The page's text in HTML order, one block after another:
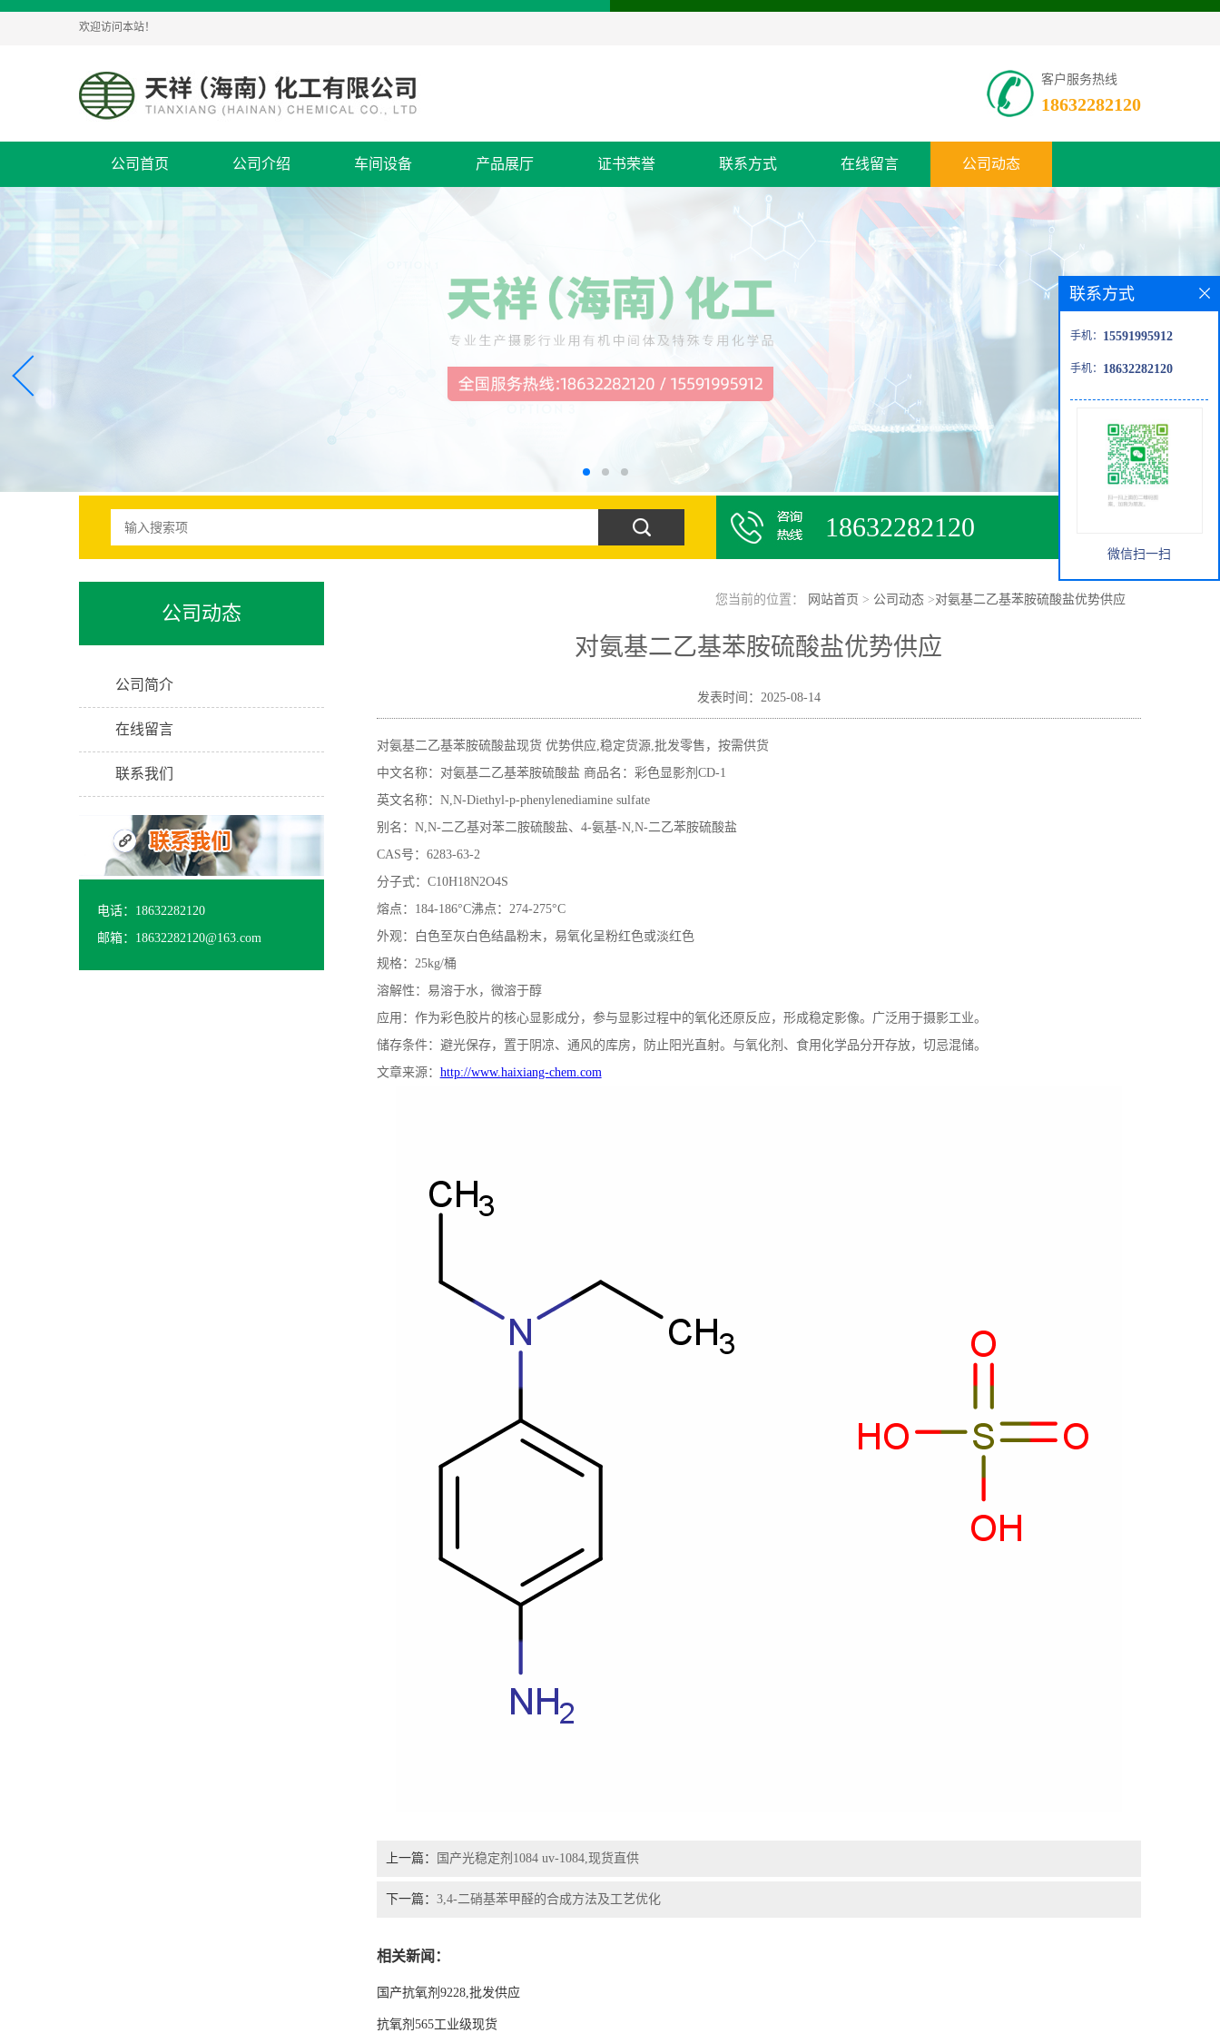
欢迎访问本站！
客户服务热线
18632282120
公司首页 公司介绍 车间设备 产品展厅 证书荣誉 联系方式 在线留言 公司动态
18632282120
公司动态
公司简介
在线留言
联系我们
电话：18632282120
邮箱：18632282120@163.com
您当前的位置： 网站首页 > 公司动态 >对氨基二乙基苯胺硫酸盐优势供应
对氨基二乙基苯胺硫酸盐优势供应
发表时间：2025-08-14
对氨基二乙基苯胺硫酸盐现货 优势供应,稳定货源,批发零售，按需供货
中文名称：对氨基二乙基苯胺硫酸盐 商品名：彩色显影剂CD-1
英文名称：N,N-Diethyl-p-phenylenediamine sulfate
别名：N,N-二乙基对苯二胺硫酸盐、4-氨基-N,N-二乙苯胺硫酸盐
CAS号：6283-63-2
分子式：C10H18N2O4S
熔点：184-186°C沸点：274-275°C
外观：白色至灰白色结晶粉末，易氧化呈粉红色或淡红色
规格：25kg/桶
溶解性：易溶于水，微溶于醇
应用：作为彩色胶片的核心显影成分，参与显影过程中的氧化还原反应，形成稳定影像。广泛用于摄影工业。
储存条件：避光保存，置于阴凉、通风的库房，防止阳光直射。与氧化剂、食用化学品分开存放，切忌混储。
文章来源： http://www.haixiang-chem.com
上一篇： 国产光稳定剂1084 uv-1084,现货直供
下一篇： 3,4-二硝基苯甲醛的合成方法及工艺优化
相关新闻：
国产抗氧剂9228,批发供应
抗氧剂565工业级现货
联系方式
手机： 15591995912
手机： 18632282120
微信扫一扫